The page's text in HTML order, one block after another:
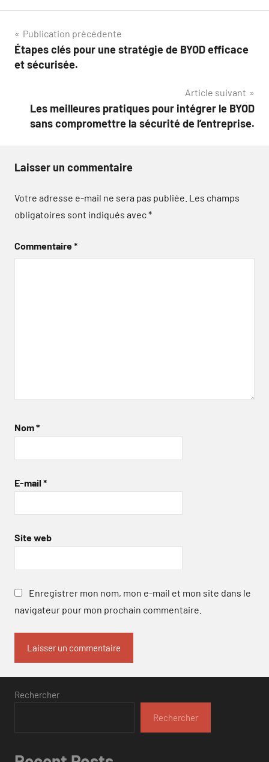
Navigation
de
Publication précédente
Étapes clés pour une stratégie de BYOD efficace
et sécurisée.
Article suivant
Les meilleures pratiques pour intégrer le BYOD
sans compromettre la sécurité de l’entreprise.
Laisser un commentaire
Votre adresse e-mail ne sera pas publiée. Les champs
obligatoires sont indiqués avec*
Commentaire*
Nom*
E-mail *
Site web
Enregistrer mon nom, mon e-mail et mon site dans le
navigateur pour mon prochain commentaire.
Rechercher
Rechercher